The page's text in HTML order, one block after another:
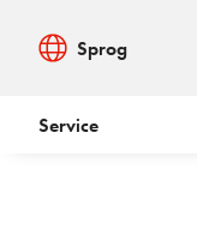
Sprog
Service